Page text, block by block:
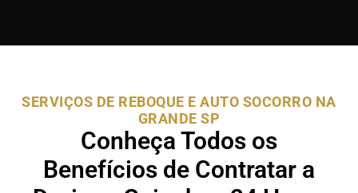
SERVIÇOS DE REBOQUE E AUTO SOCORRO NA
GRANDE SP
Conheça Todos os
Benefícios de Contratar a